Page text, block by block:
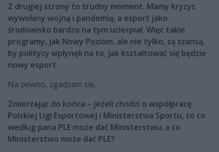
Z drugiej strony to trudny moment. Mamy kryzys
wywołany wojną i pandemią, a esport jako
środowisko bardzo na tym ucierpiał. Więc takie
programy, jak Nowy Poziom, ale nie tylko, są szansą,
by politycy wpłynęli na to, jak kształtować się będzie
nowy esport.
Na pewno, zgadzam się.
Zmierzając do końca – jeżeli chodzi o współpracę
Polskiej Ligi Esportowej i Ministerstwa Sportu, to co
według pana PLE może dać Ministerstwu, a co
Ministerstwo może dać PLE?